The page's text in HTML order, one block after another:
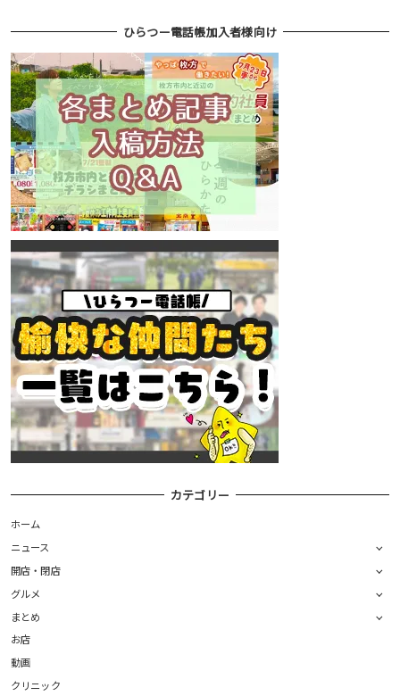
ひらつー電話帳加入者様向け
カテゴリー
ホーム
ニュース
開店・閉店
グルメ
まとめ
お店
動画
クリニック